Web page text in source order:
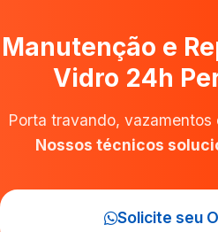
Manutenção e
Vidro 24h
Porta travando,
Nossos técnicos
Solicite seu